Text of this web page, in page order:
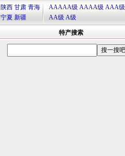
陕西 甘肃 青海
宁夏 新疆
AAAAA级 AAAA级 AAA级
AA级 A级
特产搜索